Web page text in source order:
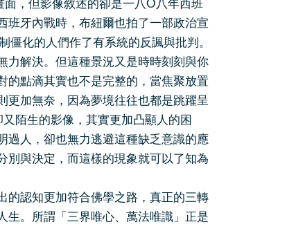
，但影像敘述的卻是一八O八年西班
班牙內戰時，布紐爾也拍了一部政治宣
化的人們作了有系統的反諷與批判。
力解決。但這種景況又是時時刻刻與你
的點滴其實也不是完整的，當焦聚放置
更加無奈，因為夢境往往也都是跳躍呈
陌生的影像，其實更加凸顯人的困
過人，卻也無力逃避這種缺乏意識的應
別與決定，而這樣的現象就可以了知為
的認知更加符合佛學之路，真正的三轉
生。所謂「三界唯心、萬法唯識」正是